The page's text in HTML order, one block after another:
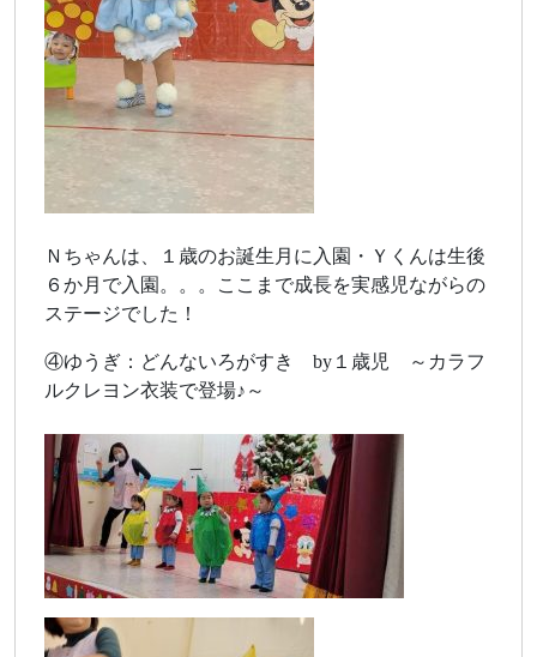
Ｎちゃんは、１歳のお誕生月に入園・Ｙくんは生後
６か月で入園。。。ここまで成長を実感児ながらの
ステージでした！
④ゆうぎ：どんないろがすき by１歳児 ～カラフ
ルクレヨン衣装で登場♪～